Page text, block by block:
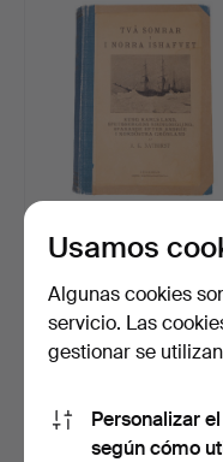
A.G NATHORST, Två
Subastado 7 jun 2026
4 pujas
64 USD
Usamos
Algunas cookies
servicio. Las
gestionar se
Personalizar
según cómo